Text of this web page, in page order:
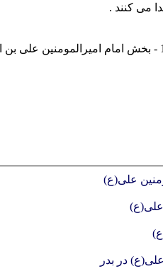
می کنند .
(القطره - سید احمد مستنبط(ره) - جلد1 - بخش امام